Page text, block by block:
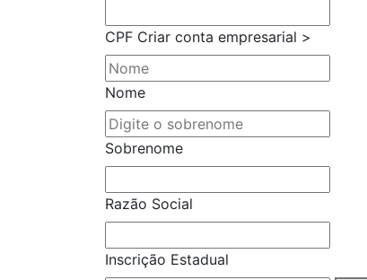
CPF Criar conta empresarial >
Nome
Sobrenome
Razão Social
Inscrição Estadual